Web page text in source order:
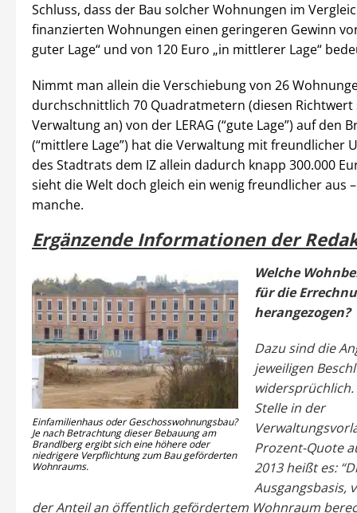
Schluss, dass der Bau solcher Wohnungen im
finanzierten Wohnungen einen geringeren Gewinn
guter Lage“ und von 120 Euro „in mittlerer Lage“
Nimmt man allein die Verschiebung von 26
durchschnittlich 70 Quadratmetern (diesen Richtwert
Verwaltung an) von der LERAG (“gute Lage”) auf den
(“mittlere Lage”) hat die Verwaltung mit freundlicher
des Stadtrats dem IZ allein dadurch knapp 300.000
sieht die Welt doch gleich ein wenig freundlicher aus
manche.
Ergänzende Informationen der
Einfamilienhaus oder Geschosswohnungsbau?
Je nach Betrachtung dieser Bebauung am
Brandlberg ergibt sich eine höhere oder
niedrigere Verpflichtung zum Bau geförderten
Wohnraums.
Welche
für die
herangezogen?
Dazu sind die
jeweiligen
widersprüchlich.
Stelle in der
Prozent-Quote
2013 heißt es:
Ausgangsbasis,
der Anteil an öffentlich gefördertem Wohnraum